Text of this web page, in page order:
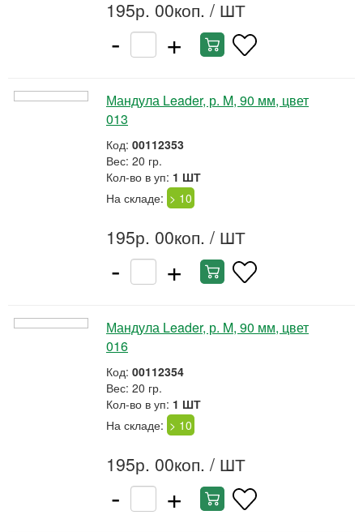
195р. 00коп. / ШТ
- +
Мандула Leader, р. M, 90 мм, цвет
013
Код: 00112353
Вес: 20 гр.
Кол-во в уп: 1 ШТ
На складе: > 10
195р. 00коп. / ШТ
- +
Мандула Leader, р. M, 90 мм, цвет
016
Код: 00112354
Вес: 20 гр.
Кол-во в уп: 1 ШТ
На складе: > 10
195р. 00коп. / ШТ
- +